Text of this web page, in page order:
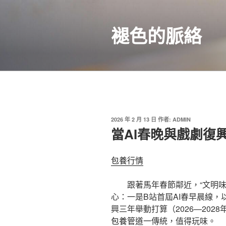
褪色的脈絡
發
佈
於
2026 年 2 月 13 日 作者: ADMIN
當AI春晚與戲劇復
包養行情
跟著馬年春節鄰近，“文明
心：一是B站首屆AI春早晨線，
興三年舉動打算（2026—2028
包養管道一傳統，值得玩味。